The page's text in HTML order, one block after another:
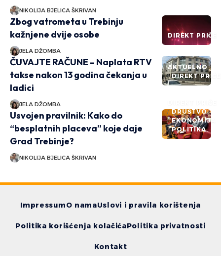
NIKOLIJA BJELICA ŠKRIVAN
DIREKT PRIČE
Zbog vatrometa u Trebinju
kažnjene dvije osobe
JELA DŽOMBA
AKTUELNO
DIREKT PRIČE
ČUVAJTE RAČUNE – Naplata RTV
takse nakon 13 godina čekanja u
ladici
JELA DŽOMBA
DRUŠTVO
EKONOMIJA
POLITIKA
Usvojen pravilnik: Kako do
“besplatnih placeva” koje daje
Grad Trebinje?
NIKOLIJA BJELICA ŠKRIVAN
ImpressumO namaUslovi i pravila korištenja
Politika korišćenja kolačićaPolitika privatnosti
Kontakt